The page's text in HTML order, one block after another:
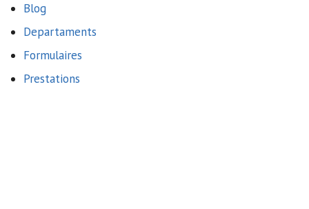
Blog
Departaments
Formulaires
Prestations